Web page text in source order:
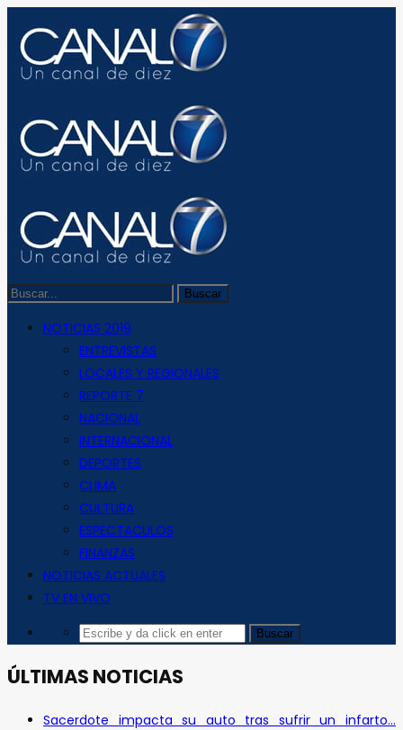
NOTICIAS 2019
ENTREVISTAS
LOCALES Y REGIONALES
REPORTE 7
NACIONAL
INTERNACIONAL
DEPORTES
CLIMA
CULTURA
ESPECTACULOS
FINANZAS
NOTICIAS ACTUALES
TV EN VIVO
ÚLTIMAS NOTICIAS
Sacerdote impacta su auto tras sufrir un infarto…